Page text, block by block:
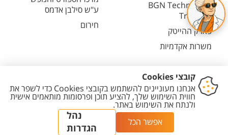
BGN Technology
Transfer
פארק ההייטק
משרות אקדמיות
ע"ש סילבן אדמס
חירום
נגישות
מדיניות
מדיניות עריכת
תוכן